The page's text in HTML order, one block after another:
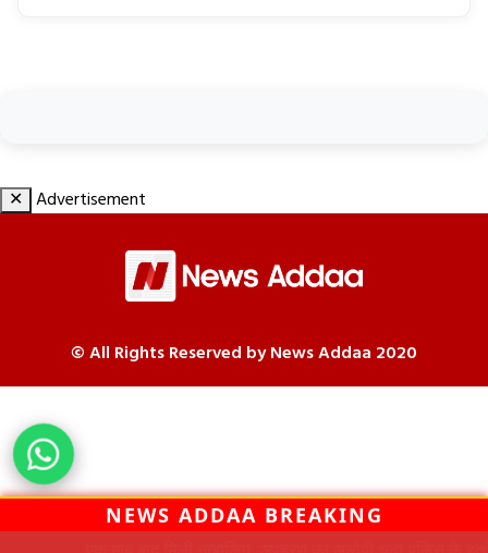
✕ Advertisement
© All Rights Reserved by News Addaa 2020
NEWS ADDAA BREAKING